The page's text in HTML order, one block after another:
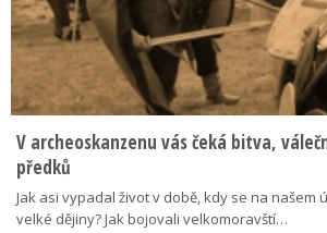
V archeoskanzenu vás čeká bitva,
předků
Jak asi vypadal život v době, kdy se na našem
velké dějiny? Jak bojovali velkomoravští…